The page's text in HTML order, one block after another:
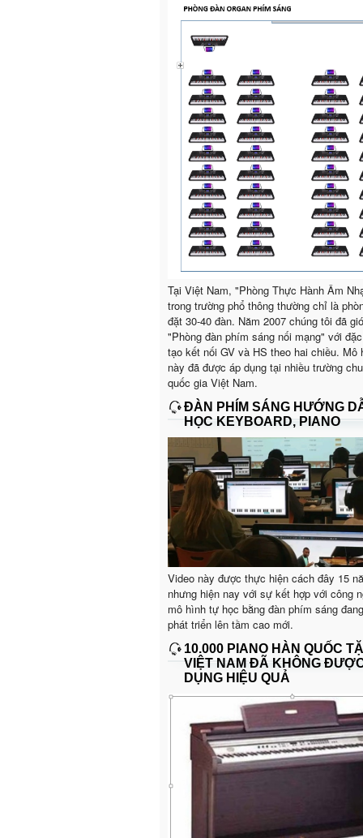
Tại Việt Nam, "Phòng Thực Hành Âm
trong trường phổ thông thường chỉ là
đặt 30-40 đàn. Năm 2007 chúng tôi đã
"Phòng đàn phím sáng nối mạng" với
tạo kết nối GV và HS theo hai chiều. Mô
này đã được áp dụng tại nhiều trường
quốc gia Việt Nam.
ĐÀN PHÍM SÁNG HƯỚNG
HỌC KEYBOARD, PIANO
Video này được thực hiện cách đây 15
nhưng hiện nay với sự kết hợp với công
mô hình tự học bằng đàn phím sáng
phát triển lên tầm cao mới.
10.000 PIANO HÀN QUỐC
VIỆT NAM ĐÃ KHÔNG
DỤNG HIỆU QUẢ